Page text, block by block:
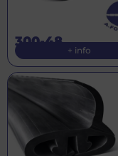
300-48
+ info